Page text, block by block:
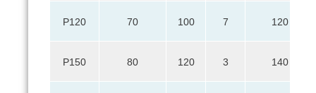
Р120 70 100 7 120
Р150 80 120 3 140